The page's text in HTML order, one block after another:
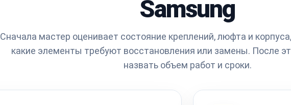
Samsung
Сначала мастер оценивает состояние креплений, люфта и
какие элементы требуют восстановления или замены. После
назвать объем работ и сроки.